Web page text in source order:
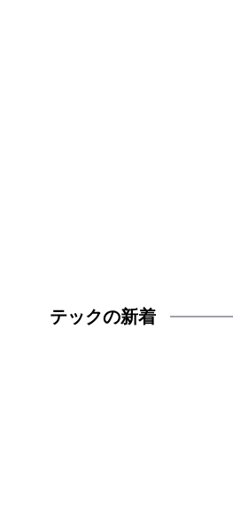
テックの新着